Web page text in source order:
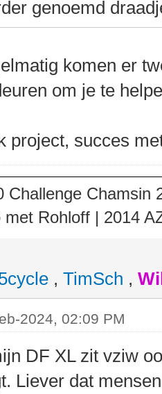
genoemd
komen er
om je te
project, succes
Challenge Chamsin
met Rohloff | 2014
, TimSch ,
2024, 02:09 PM
DF XL zit vziw
Liever dat